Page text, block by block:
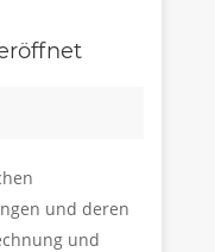
und deren
und